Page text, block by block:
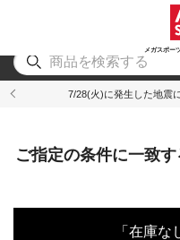
メガスポー
アウトドア
7/28(火)に発生した地震
ご指定の条件に一致
「在庫